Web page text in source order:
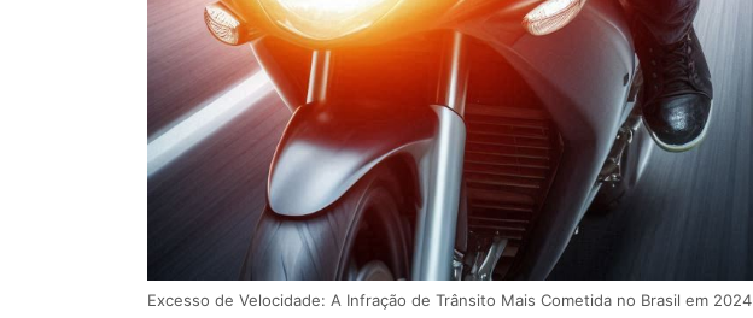
Excesso de Velocidade: A Infração de Trânsito Mais Cometida no Brasil em 2024